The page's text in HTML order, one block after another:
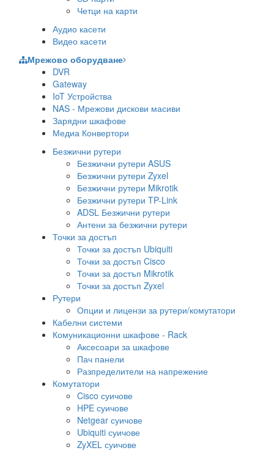
Четци на карти
Аудио касети
Видео касети
Мрежово оборудване
DVR
Gateway
IoT Устройства
NAS - Мрежови дискови масиви
Зарядни шкафове
Медиа Конвертори
Безжични рутери
Безжични рутери ASUS
Безжични рутери Zyxel
Безжични рутери Mikrotik
Безжични рутери TP-Link
ADSL Безжични рутери
Антени за безжични рутери
Точки за достъп
Точки за достъп Ubiquiti
Точки за достъп Cisco
Точки за достъп Mikrotik
Точки за достъп Zyxel
Рутери
Опции и лицензи за рутери/комутатори
Кабелни системи
Комуникационни шкафове - Rack
Аксесоари за шкафове
Пач панели
Разпределители на напрежение
Комутатори
Cisco суичове
HPE суичове
Netgear суичове
Ubiquiti суичове
ZyXEL суичове